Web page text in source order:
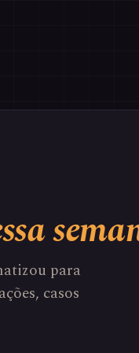
para
casos